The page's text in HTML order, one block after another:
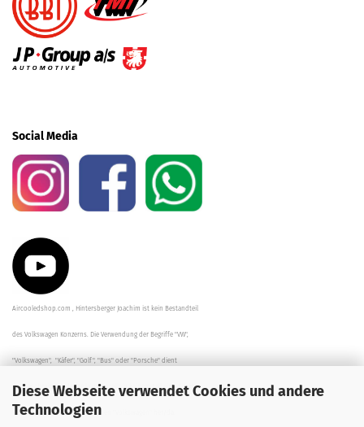
Diese Webseite verwendet Cookies und andere
Technologien
Social Media
Aircooledshop.com , Hintersberger Joachim ist kein Bestandteil
des Volkswagen Konzerns. Die Verwendung der Begriffe "VW",
"Volkswagen", "Käfer", "Golf", "Bus" oder "Porsche" dient
der Beschreibung der Teile und stellt in keinem Fall eine direkte
Verbindung zu dem Unternehmen "Volkswagen" her/da.